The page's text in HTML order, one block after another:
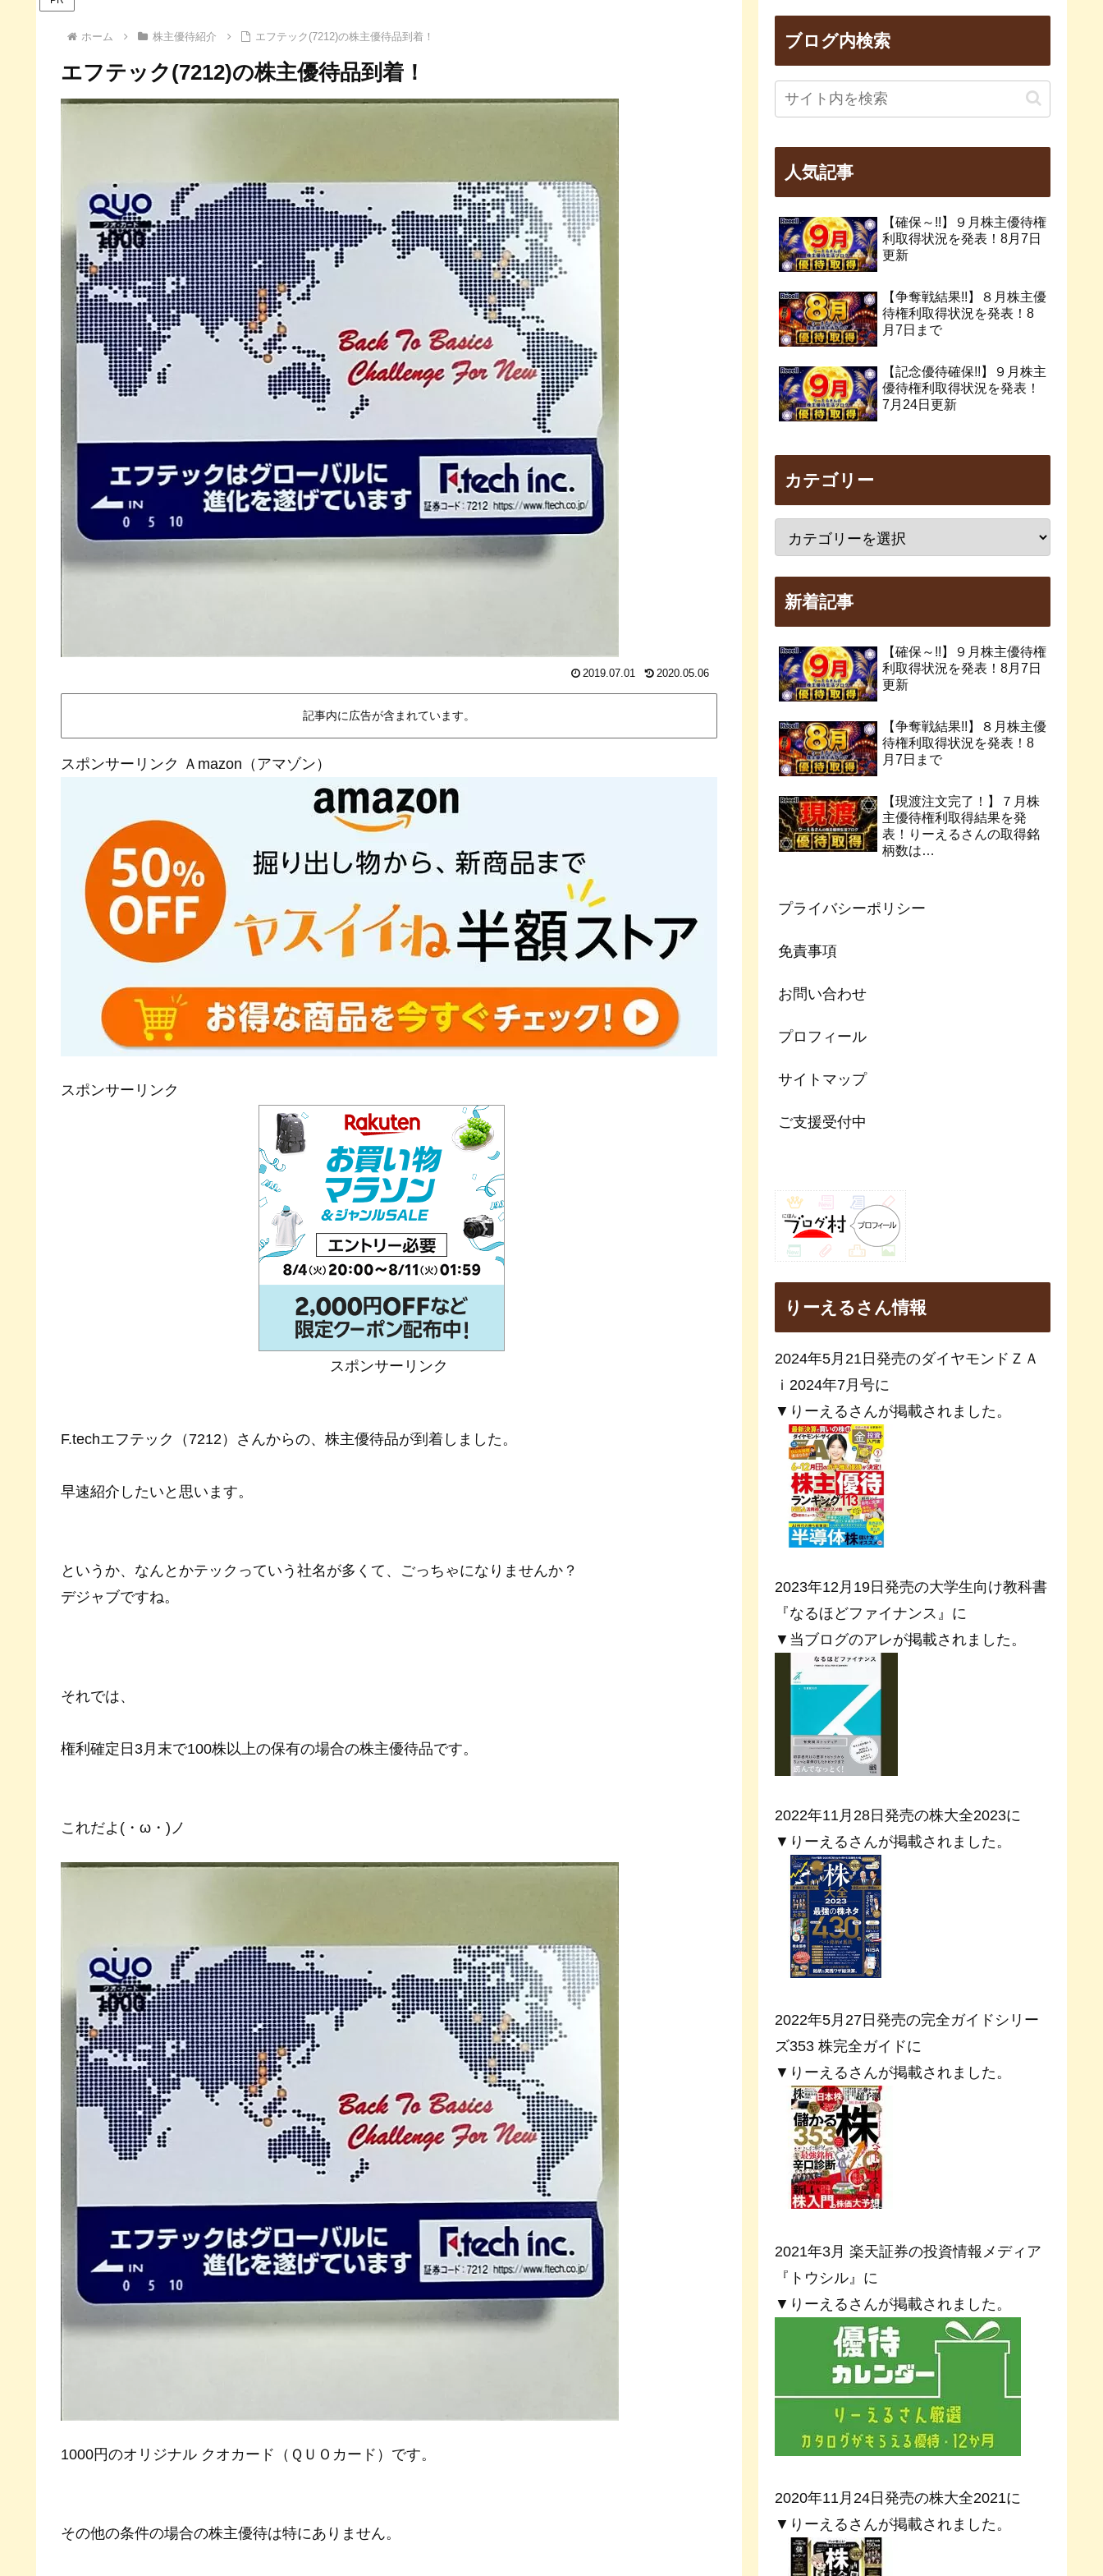
ホーム 株主優待紹介 エフテック(7212)の株主優待品到着！
エフテック(7212)の株主優待品到着！
2019.07.01 2020.05.06
記事内に広告が含まれています。
スポンサーリンク Ａmazon（アマゾン）
スポンサーリンク
スポンサーリンク
F.techエフテック（7212）さんからの、株主優待品が到着しました。
早速紹介したいと思います。
というか、なんとかテックっていう社名が多くて、ごっちゃになりませんか？
デジャブですね。
それでは、
権利確定日3月末で100株以上の保有の場合の株主優待品です。
これだよ(・ω・)ノ
1000円のオリジナル クオカード（ＱＵＯカード）です。
その他の条件の場合の株主優待は特にありません。
ブログ内検索
人気記事
【確保～!!】９月株主優待権
利取得状況を発表！8月7日
更新
【争奪戦結果!!】８月株主優
待権利取得状況を発表！8
月7日まで
【記念優待確保!!】９月株主
優待権利取得状況を発表！
7月24日更新
カテゴリー
新着記事
【確保～!!】９月株主優待権
利取得状況を発表！8月7日
更新
【争奪戦結果!!】８月株主優
待権利取得状況を発表！8
月7日まで
【現渡注文完了！】７月株
主優待権利取得結果を発
表！りーえるさんの取得銘
柄数は…
プライバシーポリシー
免責事項
お問い合わせ
プロフィール
サイトマップ
ご支援受付中
りーえるさん情報
2024年5月21日発売のダイヤモンドＺＡ
ｉ2024年7月号に
▼りーえるさんが掲載されました。
2023年12月19日発売の大学生向け教科書
『なるほどファイナンス』に
▼当ブログのアレが掲載されました。
2022年11月28日発売の株大全2023に
▼りーえるさんが掲載されました。
2022年5月27日発売の完全ガイドシリー
ズ353 株完全ガイドに
▼りーえるさんが掲載されました。
2021年3月 楽天証券の投資情報メディア
『トウシル』に
▼りーえるさんが掲載されました。
2020年11月24日発売の株大全2021に
▼りーえるさんが掲載されました。